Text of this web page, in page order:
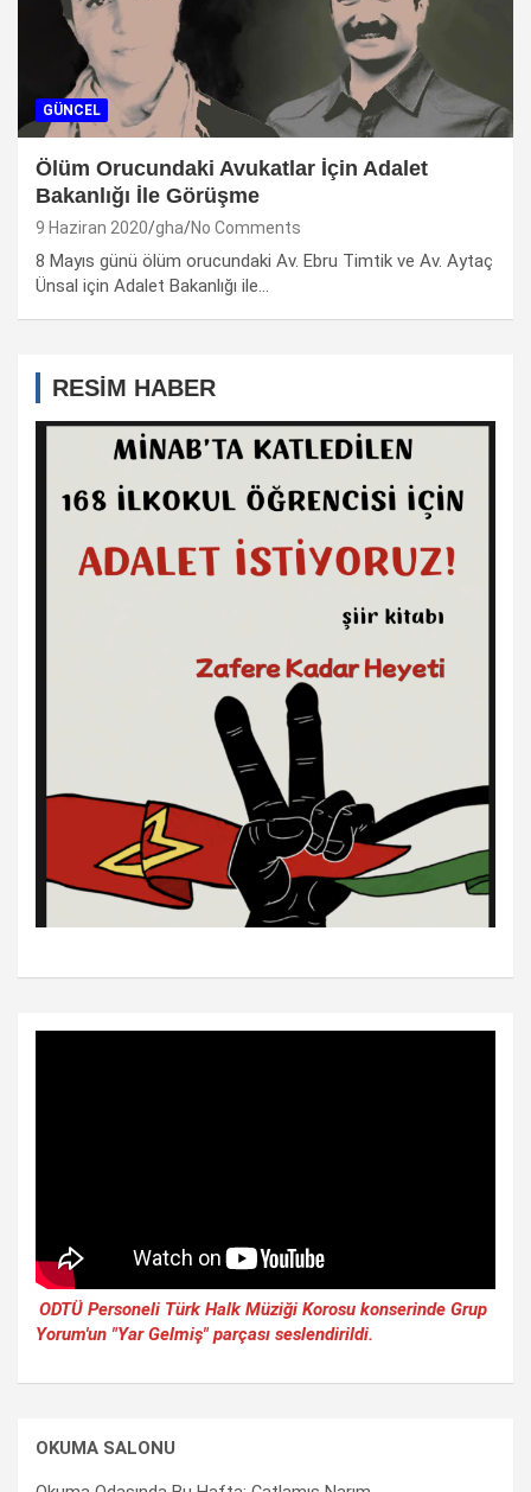
GÜNCEL
Ölüm Orucundaki Avukatlar İçin Adalet
Bakanlığı İle Görüşme
9 Haziran 2020 gha No Comments
8 Mayıs günü ölüm orucundaki Av. Ebru Timtik ve Av. Aytaç
Ünsal için Adalet Bakanlığı ile…
RESİM HABER
ODTÜ Personeli Türk Halk Müziği Korosu konserinde Grup
Yorum'un "Yar Gelmiş" parçası seslendirildi.
OKUMA SALONU